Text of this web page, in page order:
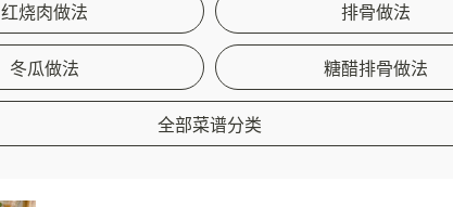
红烧肉做法 排骨做法
冬瓜做法 糖醋排骨做法
全部菜谱分类